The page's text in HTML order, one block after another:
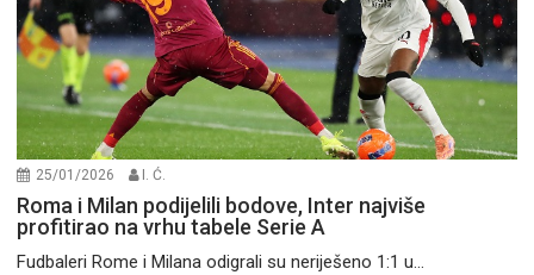
25/01/2026 I. Ć.
Roma i Milan podijelili bodove, Inter najviše
profitirao na vrhu tabele Serie A
Fudbaleri Rome i Milana odigrali su neriješeno 1:1 u...